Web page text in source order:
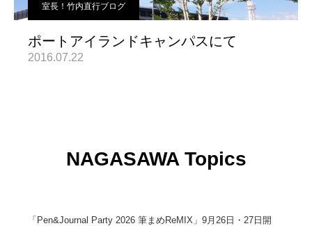
室長！竹内直行ブログ
ポートアイランドキャンパスにて
2016.07.22
NAGASAWA Topics
「Pen&Journal Party 2026 筆まめReMIX」9月26日・27日開